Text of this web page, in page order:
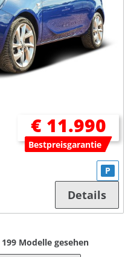
€ 11.990
Bestpreisgarantie
P
Details
199Modelle gesehen